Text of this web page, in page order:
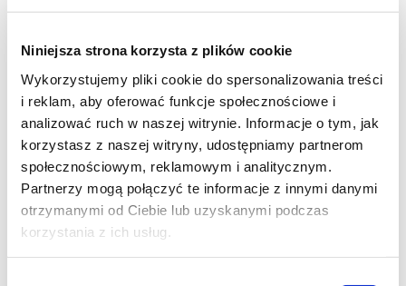
Niniejsza strona korzysta z plików cookie
Wykorzystujemy pliki cookie do spersonalizowania treści
i reklam, aby oferować funkcje społecznościowe i
analizować ruch w naszej witrynie. Informacje o tym, jak
korzystasz z naszej witryny, udostępniamy partnerom
społecznościowym, reklamowym i analitycznym.
Partnerzy mogą połączyć te informacje z innymi danymi
otrzymanymi od Ciebie lub uzyskanymi podczas
korzystania z ich usług.
Mince pies -swiateczne babeczki
Ciasto kruche
. 300 gr szklanki maki pszennej